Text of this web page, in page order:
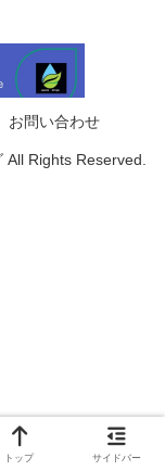
問い合わせ
Rights Reserved.
トップ サイドバー